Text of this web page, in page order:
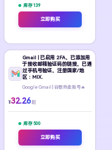
库存 139
立即购买
Gmail | 已启用 2FA。已添加用
于接收邮箱验证码的链接。已通
过手机号验证。注册国家/地
区：MIX.
Google Gmail | 谷歌热卖账号🔥
¥32.26 起
库存 500
立即购买